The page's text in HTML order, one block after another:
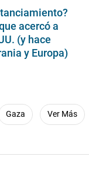
acercó a
(y hace
y Europa)
Gaza Ver Más